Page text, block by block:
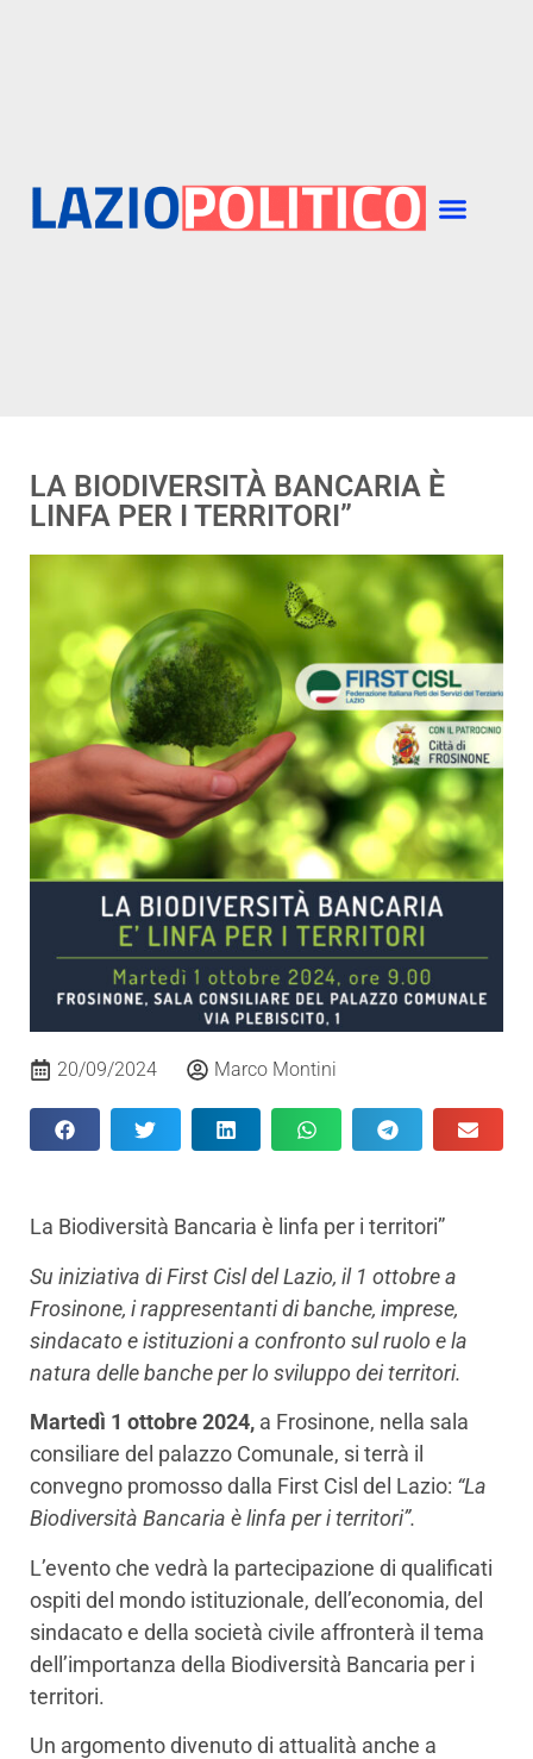
LA BIODIVERSITÀ BANCARIA È
LINFA PER I TERRITORI”
20/09/2024 Marco Montini
La Biodiversità Bancaria è linfa per i territori”
Su iniziativa di First Cisl del Lazio, il 1 ottobre a
Frosinone, i rappresentanti di banche, imprese,
sindacato e istituzioni a confronto sul ruolo e la
natura delle banche per lo sviluppo dei territori.
Martedì 1 ottobre2024, a Frosinone, nella sala
consiliare del palazzo Comunale, si terrà il
convegno promosso dalla First Cisl del Lazio: “La
Biodiversità Bancaria è linfa per i territori”.
L’evento che vedrà la partecipazione di qualificati
ospiti del mondo istituzionale, dell’economia, del
sindacato e della società civile affronterà il tema
dell’importanza della Biodiversità Bancaria per i
territori.
Un argomento divenuto di attualità anche a